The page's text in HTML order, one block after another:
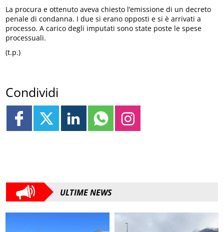
La procura e ottenuto aveva chiesto l’emissione di un decreto
penale di condanna. I due si erano opposti e si è arrivati a
processo. A carico degli imputati sono state poste le spese
processuali.
(t.p.)
Condividi
ULTIME NEWS